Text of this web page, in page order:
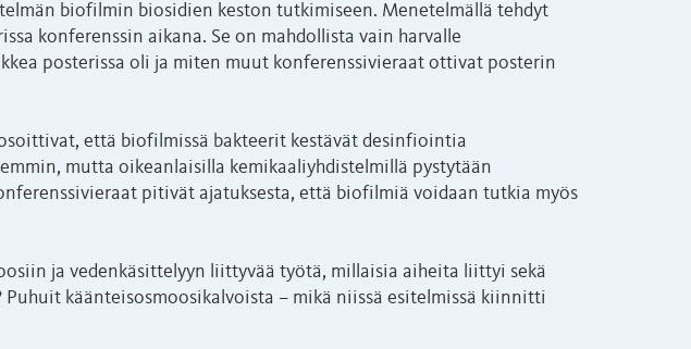
biofilmin biosidien keston tutkimiseen. Menetelmällä tehdyt
konferenssin aikana. Se on mahdollista vain harvalle
posterissa oli ja miten muut konferenssivieraat ottivat posterin
että biofilmissä bakteerit kestävät desinfiointia
mutta oikeanlaisilla kemikaaliyhdistelmillä pystytään
pitivät ajatuksesta, että biofilmiä voidaan tutkia myös
ja vedenkäsittelyyn liittyvää työtä, millaisia aiheita liittyi sekä
käänteisosmoosikalvoista – mikä niissä esitelmissä kiinnitti